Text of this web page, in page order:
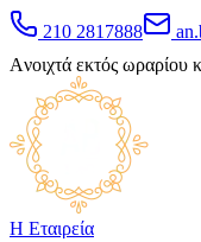
210 2817888
Aνοιχτά εκτός ωραρίου
Η Εταιρεία